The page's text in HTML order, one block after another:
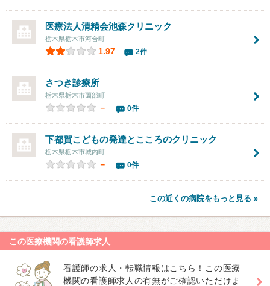
医療法人清精会池森クリニック
栃木県栃木市河合町
1.97 2件
さつき診療所
栃木県栃木市薗部町
－ 0件
下都賀こどもの発達とこころのクリニック
栃木県栃木市城内町
－ 0件
この近くの病院をもっと見る »
この医療機関の看護師求人
看護師の求人・転職情報はこちら！この医療
機関の看護師求人の有無がご確認いただけま